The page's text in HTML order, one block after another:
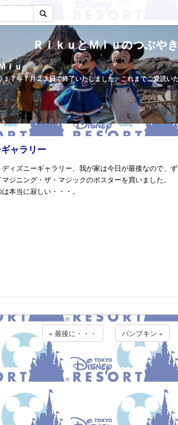
ＲｉｋｕとＭｉｕのつぶやき
ｉｕ
ャラリー
ィズニーギャラリー、我が家は今日が最後なので、ず
ジニング・ザ・マジックのポスターを買いました。
本当に寂しい・・・。
« 最後に・・・ パンプキン »